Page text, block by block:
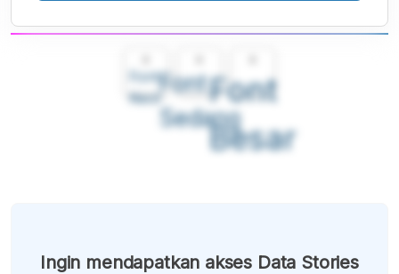
Font
Kecil
Font
Sedang
Font
Besar
Ingin mendapatkan akses Data Stories